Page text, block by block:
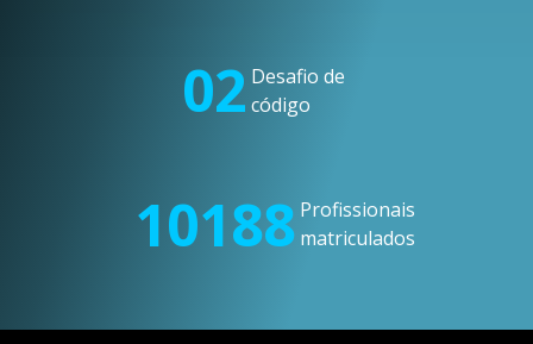
02 Desafio de
código
10188 Profissionais
matriculados